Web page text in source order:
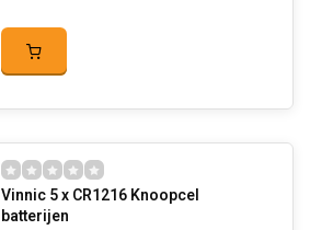
Vinnic 5 x CR1216 Knoopcel
batterijen